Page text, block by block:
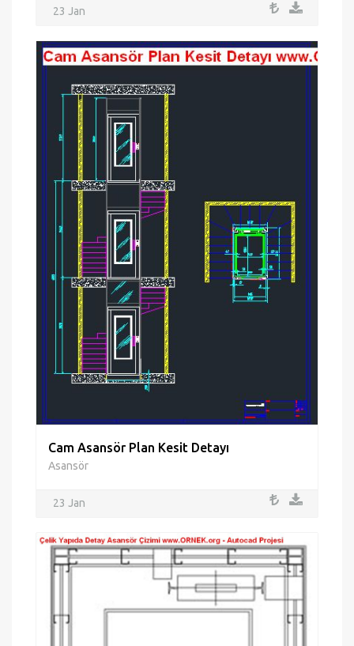
23 Jan
Cam Asansör Plan Kesit Detayı
Asansör
23 Jan